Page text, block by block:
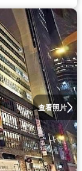
查看照片